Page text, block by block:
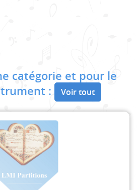
catégorie et pour le
:
Voir tout